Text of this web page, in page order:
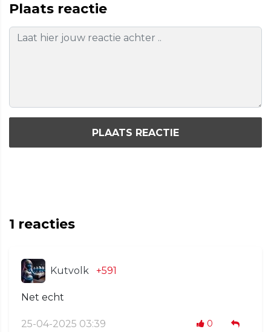
Plaats reactie
PLAATS REACTIE
1 reacties
Kutvolk +591
Net echt
25-04-2025 03:39 0